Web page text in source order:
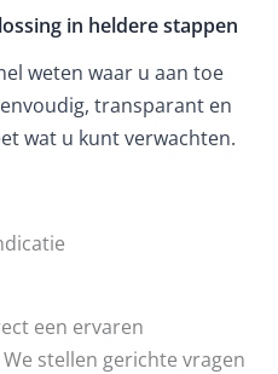
in heldere stappen
weten waar u aan toe
transparant en
wat u kunt verwachten.
een ervaren
stellen gerichte vragen